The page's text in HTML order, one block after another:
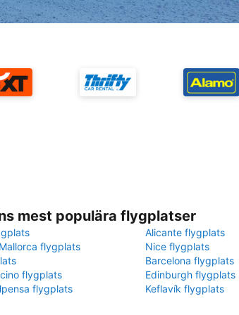
mest populära flygplatser
Alicante flygplats
flygplats
Nice flygplats
Barcelona flygplats
flygplats
Edinburgh flygplats
flygplats
Keflavík flygplats